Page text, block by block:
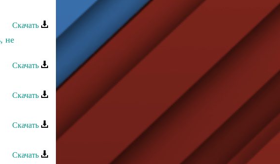
Скачать
не
Скачать
Скачать
Скачать
Скачать